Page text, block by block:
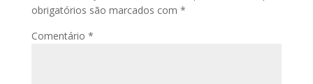
obrigatórios são marcados com *
Comentário *